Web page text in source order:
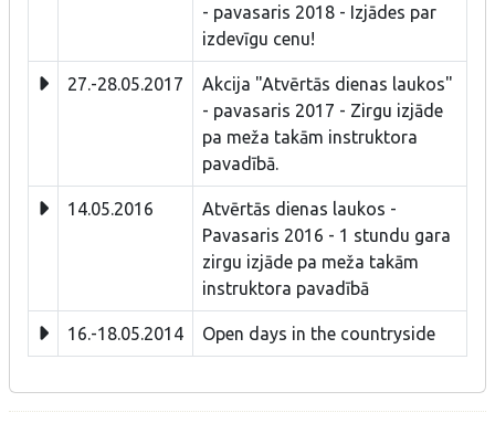
- pavasaris 2018 - Izjādes par
izdevīgu cenu!
27.-28.05.2017
Akcija "Atvērtās dienas laukos"
- pavasaris 2017 - Zirgu izjāde
pa meža takām instruktora
pavadībā.
14.05.2016
Atvērtās dienas laukos -
Pavasaris 2016 - 1 stundu gara
zirgu izjāde pa meža takām
instruktora pavadībā
16.-18.05.2014 Open days in the countryside